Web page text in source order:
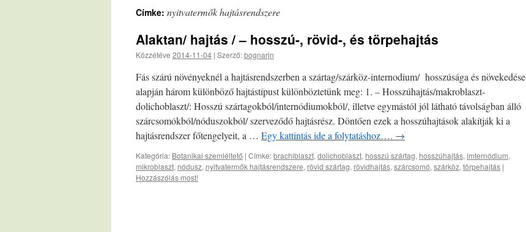
Címke: nyitvatermők hajtásrendszere
Alaktan/ hajtás / – hosszú-, rövid-, és törpehajtás
Közzétéve 2014-11-04 | Szerző:bognarjn
Fás szárú növényeknél a hajtásrendszerben a szártag/szárköz-internodium/ hosszúsága és növekedése
alapján három különböző hajtástípust különböztetünk meg: 1. – Hosszúhajtás/makroblaszt-
dolichoblaszt/: Hosszú szártagokból/internódiumokból/, illetve egymástól jól látható távolságban álló
szárcsomókból/nóduszokból/ szerveződő hajtásrész. Döntően ezek a hosszúhajtások alakítják ki a
hajtásrendszer főtengelyeit, a … Egy kattintás ide a folytatáshoz…. →
Kategória: Botanikai szemléltető | Címke:brachiblaszt, dolichoblaszt, hosszú szártag, hosszúhajtás, imternódium,
mikroblaszt, nódusz, nyitvatermők hajtásrendszere, rövid szártag, rövidhajtás, szárcsomó, szárköz, törpehajtás |
Hozzászólás most!